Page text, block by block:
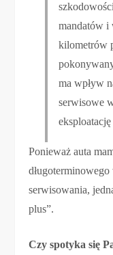
mandatów i
kilometrów
ma wpływ
serwisowe
Ponieważ auta
serwisowania,
plus”.
Czy spotyka się